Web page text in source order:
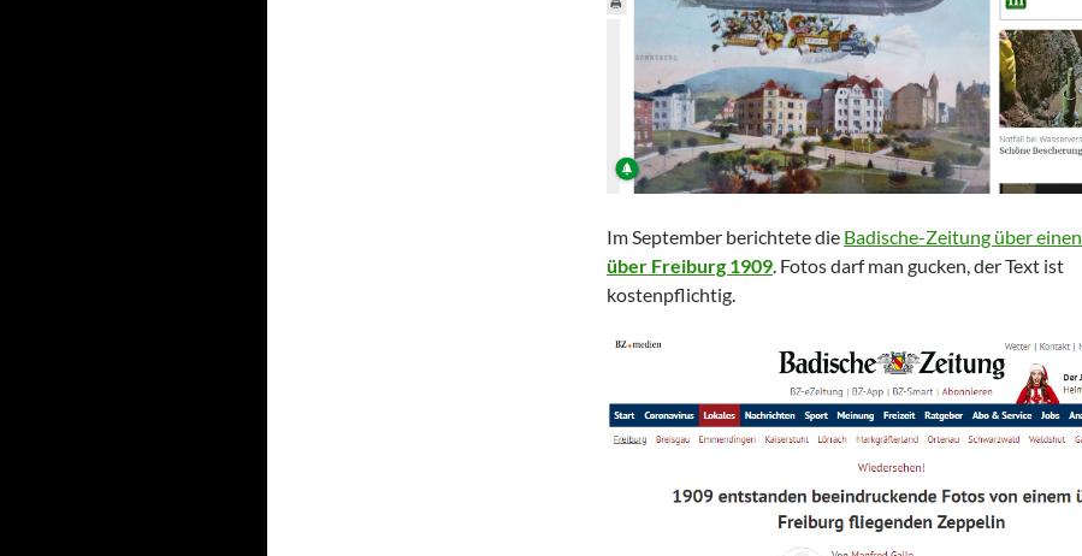
Im September berichtete die Badische-Zeitung über einen
über Freiburg 1909 . Fotos darf man gucken, der Text ist
kostenpflichtig.